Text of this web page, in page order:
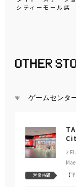
シティーモール店
ゲームセンタ
2
営業時間 【